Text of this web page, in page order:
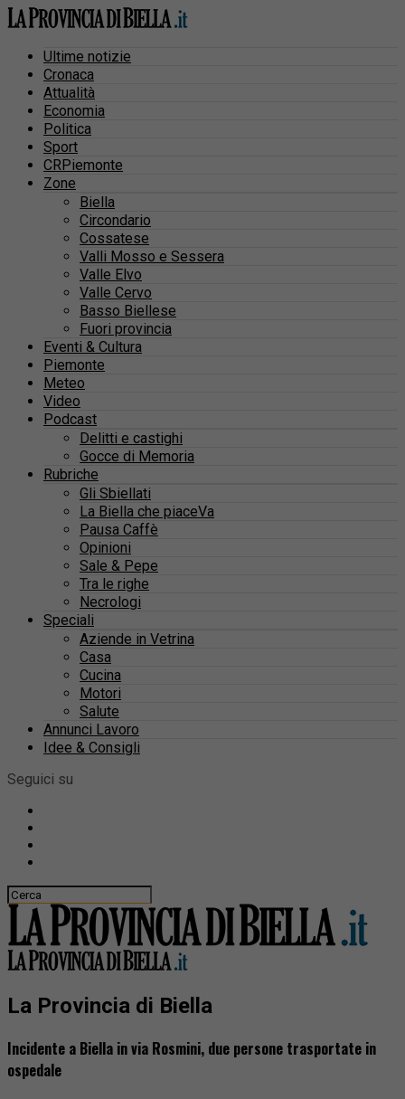
Ultime notizie
Cronaca
Attualità
Economia
Politica
Sport
CRPiemonte
Zone
Biella
Circondario
Cossatese
Valli Mosso e Sessera
Valle Elvo
Valle Cervo
Basso Biellese
Fuori provincia
Eventi & Cultura
Piemonte
Meteo
Video
Podcast
Delitti e castighi
Gocce di Memoria
Rubriche
Gli Sbiellati
La Biella che piaceVa
Pausa Caffè
Opinioni
Sale & Pepe
Tra le righe
Necrologi
Speciali
Aziende in Vetrina
Casa
Cucina
Motori
Salute
Annunci Lavoro
Idee & Consigli
Seguici su
La Provincia di Biella
Incidente a Biella in via Rosmini, due persone trasportate in
ospedale